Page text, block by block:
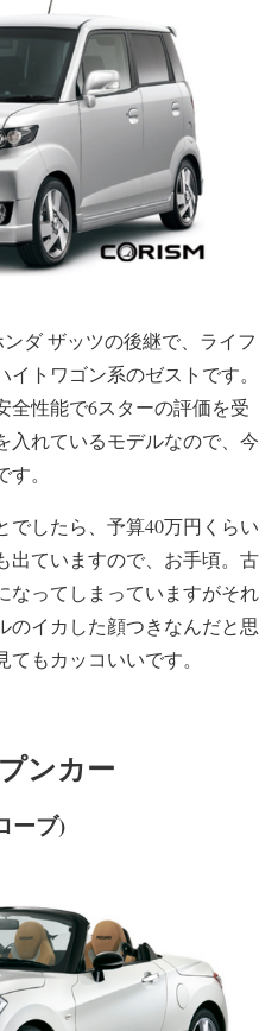
ダ ザッツの後継で、ライフ
トワゴン系のゼストです。
全性能で6スターの評価を受
入れているモデルなので、今
。
でしたら、予算40万円くらい
出ていますので、お手頃。古
なってしまっていますがそれ
のイカした顔つきなんだと思
もカッコいいです。
ンカー
ーブ)